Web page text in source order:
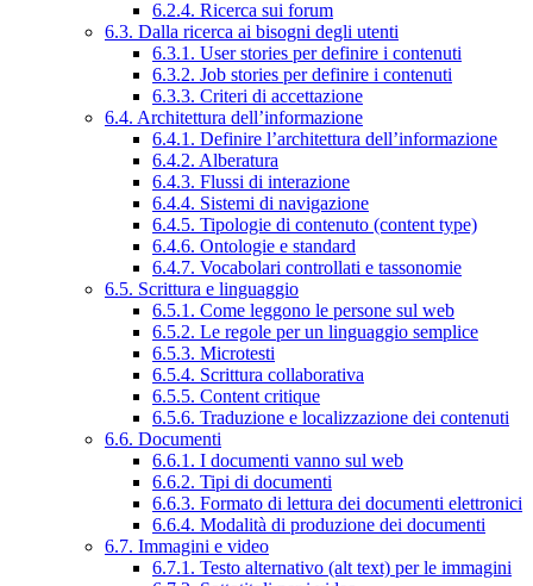
6.2.4. Ricerca sui forum
6.3. Dalla ricerca ai bisogni degli utenti
6.3.1. User stories per definire i contenuti
6.3.2. Job stories per definire i contenuti
6.3.3. Criteri di accettazione
6.4. Architettura dell’informazione
6.4.1. Definire l’architettura dell’informazione
6.4.2. Alberatura
6.4.3. Flussi di interazione
6.4.4. Sistemi di navigazione
6.4.5. Tipologie di contenuto (content type)
6.4.6. Ontologie e standard
6.4.7. Vocabolari controllati e tassonomie
6.5. Scrittura e linguaggio
6.5.1. Come leggono le persone sul web
6.5.2. Le regole per un linguaggio semplice
6.5.3. Microtesti
6.5.4. Scrittura collaborativa
6.5.5. Content critique
6.5.6. Traduzione e localizzazione dei contenuti
6.6. Documenti
6.6.1. I documenti vanno sul web
6.6.2. Tipi di documenti
6.6.3. Formato di lettura dei documenti elettronici
6.6.4. Modalità di produzione dei documenti
6.7. Immagini e video
6.7.1. Testo alternativo (alt text) per le immagini